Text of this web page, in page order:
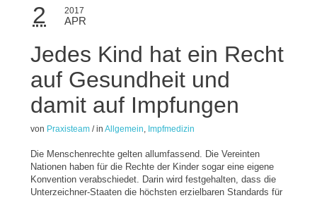
2 2017
APR
Jedes Kind hat ein Recht
auf Gesundheit und
damit auf Impfungen
von Praxisteam / inAllgemein Impfmedizin
Die Menschenrechte gelten allumfassend. Die Vereinten
Nationen haben für die Rechte der Kinder sogar eine eigene
Konvention verabschiedet. Darin wird festgehalten, dass die
Unterzeichner-Staaten die höchsten erzielbaren Standards für